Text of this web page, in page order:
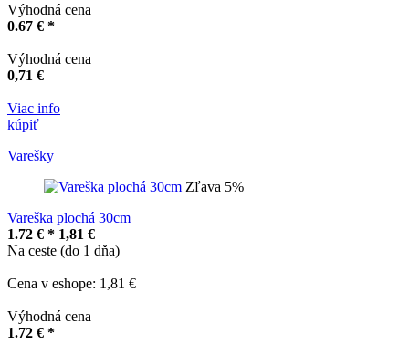
Výhodná cena
0.67 € *
Výhodná cena
0,71 €
Viac info
kúpiť
Varešky
Zľava 5%
Vareška plochá 30cm
1.72 € * 1,81 €
Na ceste (do 1 dňa)
Cena v eshope: 1,81 €
Výhodná cena
1.72 € *